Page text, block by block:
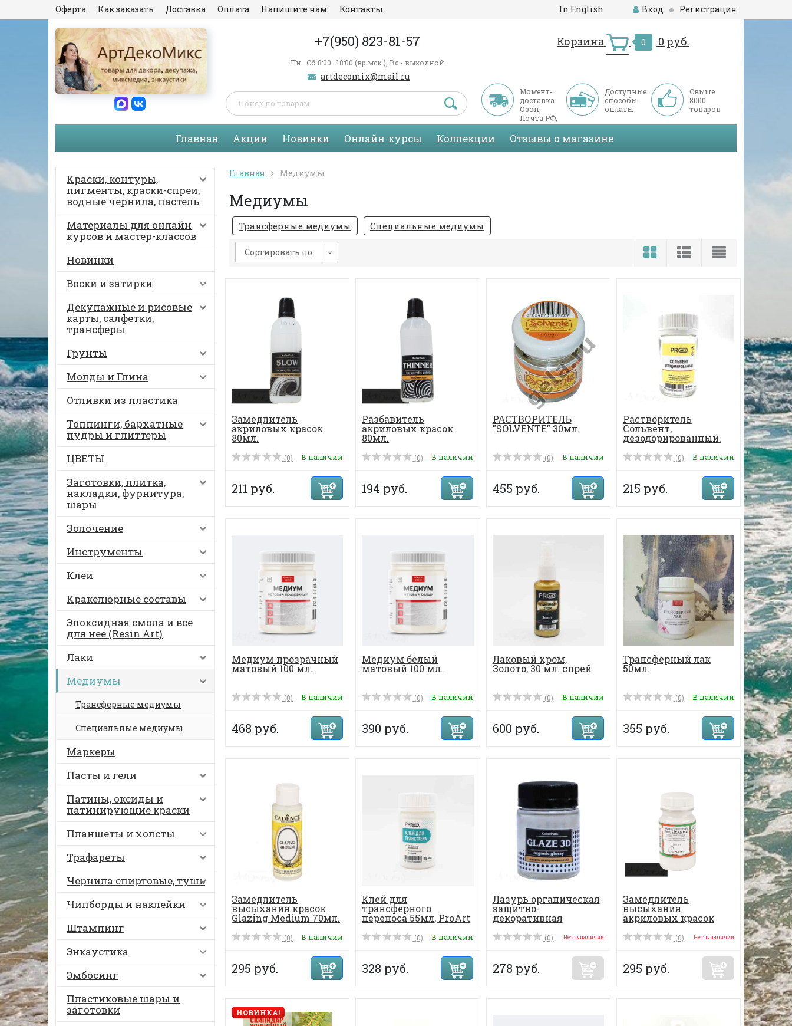
Оферта Как заказать Доставка Оплата Напишите нам Контакты In English Вход Регистрация
+7(950) 823-81-57
Пн—Сб 8:00—18:00 (вр.мск.), Вс - выходной
artdecomix@mail.ru
Корзина 0 0 руб.
Момент-
доставка
Озон,
Почта РФ,
СДЭК
Доступные
способы
оплаты
Свыше
8000
товаров
Главная Акции Новинки Онлайн-курсы Коллекции Отзывы о магазине
Краски, контуры,
пигменты, краски-спреи,
водные чернила, пастель
Материалы для онлайн
курсов и мастер-классов
Новинки
Воски и затирки
Декупажные и рисовые
карты, салфетки,
трансферы
Грунты
Молды и Глина
Отливки из пластика
Топпинги, бархатные
пудры и глиттеры
ЦВЕТЫ
Заготовки, плитка,
накладки, фурнитура,
шары
Золочение
Инструменты
Клеи
Кракелюрные составы
Эпоксидная смола и все
для нее (Resin Art)
Лаки
Медиумы
Трансферные медиумы
Специальные медиумы
Маркеры
Пасты и гели
Патины, оксиды и
патинирующие краски
Планшеты и холсты
Трафареты
Чернила спиртовые, тушь
Чипборды и наклейки
Штампинг
Энкаустика
Эмбосинг
Пластиковые шары и
заготовки
Главная Медиумы
Медиумы
Трансферные медиумы Специальные медиумы
Сортировать по:
Замедлитель
акриловых красок
80мл.
(0) В наличии
211 руб.
Разбавитель
акриловых красок
80мл.
(0) В наличии
194 руб.
РАСТВОРИТЕЛЬ
"SOLVENTE" 30мл.
(0) В наличии
455 руб.
Растворитель
Сольвент,
дезодорированный.
(0) В наличии
215 руб.
Медиум прозрачный
матовый 100 мл.
(0) В наличии
468 руб.
Медиум белый
матовый 100 мл.
(0) В наличии
390 руб.
Лаковый хром,
Золото, 30 мл. спрей
(0) В наличии
600 руб.
Трансферный лак
50мл.
(0) В наличии
355 руб.
Замедлитель
высыхания красок
Glazing Medium 70мл.
(0) В наличии
295 руб.
Клей для
трансферного
переноса 55мл, ProArt
(0) В наличии
328 руб.
Лазурь органическая
защитно-
декоративная
TOPLASUR 3D
(0) Нет в наличии
278 руб.
Замедлитель
высыхания
акриловых красок
«Сонет», 100 мл
(0) Нет в наличии
295 руб.
НОВИНКА!